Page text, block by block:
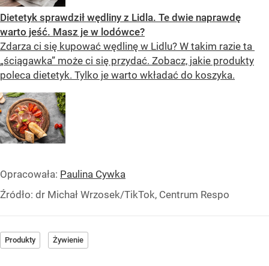
Dietetyk sprawdził wędliny z Lidla. Te dwie naprawdę
warto jeść. Masz je w lodówce?
Zdarza ci się kupować wędlinę w Lidlu? W takim razie ta
„ściągawka” może ci się przydać. Zobacz, jakie produkty
poleca dietetyk. Tylko je warto wkładać do koszyka.
Opracowała: Paulina Cywka
Źródło: dr Michał Wrzosek/TikTok, Centrum Respo
Produkty Żywienie